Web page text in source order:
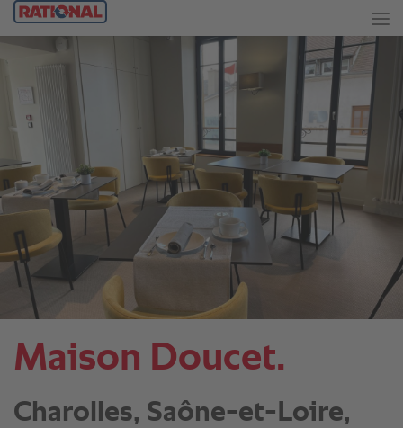
Maison Doucet.
Charolles, Saône-et-Loire,